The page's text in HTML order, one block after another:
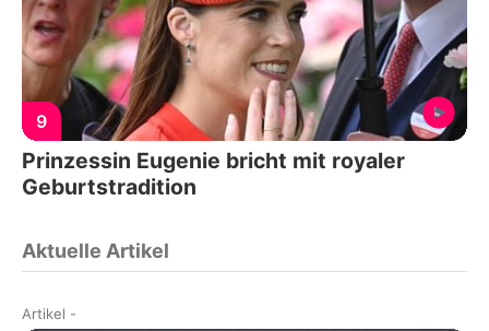
9
Prinzessin Eugenie bricht mit royaler
Geburtstradition
Aktuelle Artikel
Artikel -